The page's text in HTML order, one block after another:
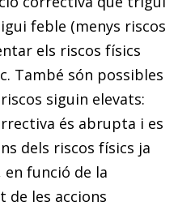
feble (menys riscos
els riscos físics
També són possibles
siguin elevats:
és abrupta i es
dels riscos físics ja
en funció de la
les accions